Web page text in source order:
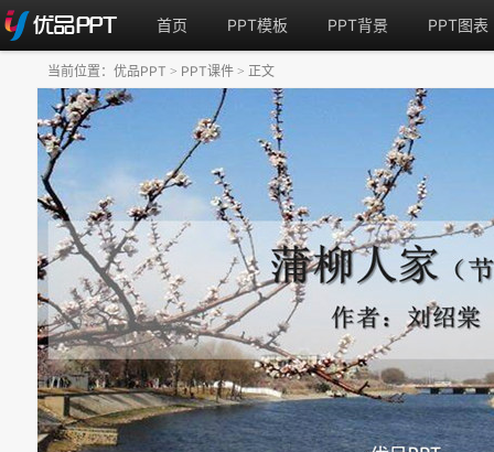
首页 PPT模板 PPT背景 PPT图表
当前位置： 优品PPT > PPT课件 > 正文